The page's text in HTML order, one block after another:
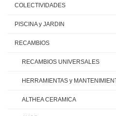
COLECTIVIDADES
PISCINA y JARDIN
RECAMBIOS
RECAMBIOS UNIVERSALES
HERRAMIENTAS y
ALTHEA CERAMICA